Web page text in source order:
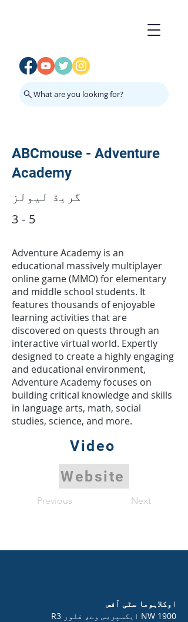
What are you looking for?
ABCmouse - Adventure
Academy
گریڈ لیولز
3 - 5
Adventure Academy is an
educational massively multiplayer
online game (MMO) for elementary
and middle school students. It
features thousands of enjoyable
learning activities that are
discovered on quests through an
interactive virtual world. Expertly
designed to create a highly engaging
and educational environment,
Adventure Academy focuses on
building critical knowledge and skills
in language arts, math, social
studies, science, and more.
Video
Website
Previous Next
اوکلاہوما سٹی آفس
1900 NW ایکسپریس وے، فلور R3